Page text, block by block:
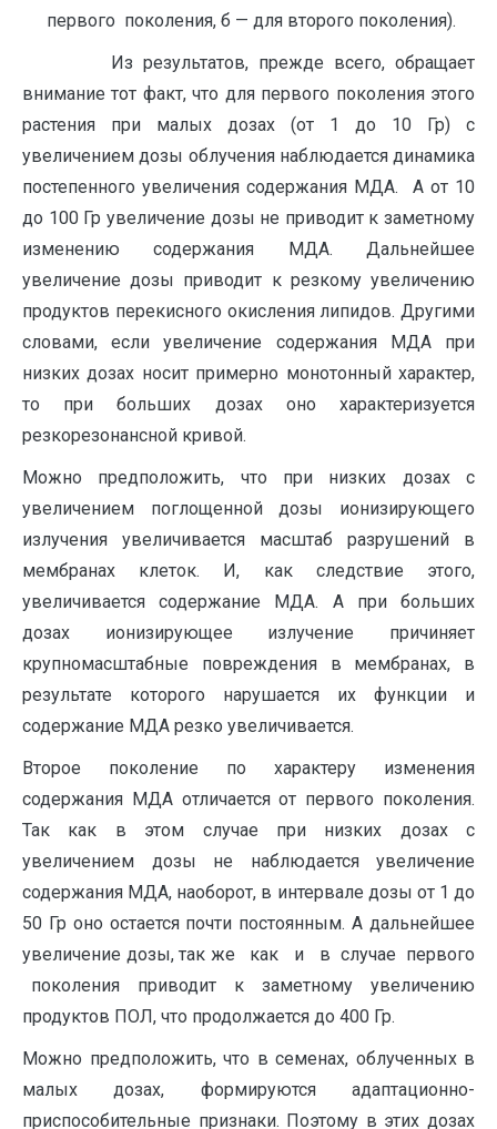
первого поколения, б — для второго поколения).
Из результатов, прежде всего, обращает
внимание тот факт, что для первого поколения этого
растения при малых дозах (от 1 до 10 Гр) с
увеличением дозы облучения наблюдается динамика
постепенного увеличения содержания МДА. А от 10
до 100 Гр увеличение дозы не приводит к заметному
изменению содержания МДА. Дальнейшее
увеличение дозы приводит к резкому увеличению
продуктов перекисного окисления липидов. Другими
словами, если увеличение содержания МДА при
низких дозах носит примерно монотонный характер,
то при больших дозах оно характеризуется
резкорезонансной кривой.
Можно предположить, что при низких дозах с
увеличением поглощенной дозы ионизирующего
излучения увеличивается масштаб разрушений в
мембранах клеток. И, как следствие этого,
увеличивается содержание МДА. А при больших
дозах ионизирующее излучение причиняет
крупномасштабные повреждения в мембранах, в
результате которого нарушается их функции и
содержание МДА резко увеличивается.
Второе поколение по характеру изменения
содержания МДА отличается от первого поколения.
Так как в этом случае при низких дозах с
увеличением дозы не наблюдается увеличение
содержания МДА, наоборот, в интервале дозы от 1 до
50 Гр оно остается почти постоянным. А дальнейшее
увеличение дозы, так же как и в случае первого
поколения приводит к заметному увеличению
продуктов ПОЛ, что продолжается до 400 Гр.
Можно предположить, что в семенах, облученных в
малых дозах, формируются адаптационно-
приспособительные признаки. Поэтому в этих дозах